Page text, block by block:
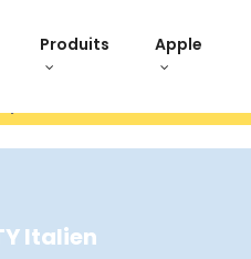
Produits Apple
Italien